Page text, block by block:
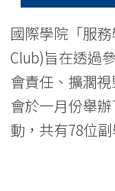
College
of
Education
國際學院「服
Club)旨在透過
會責任、擴濶
會於一月份舉
動，共有78位